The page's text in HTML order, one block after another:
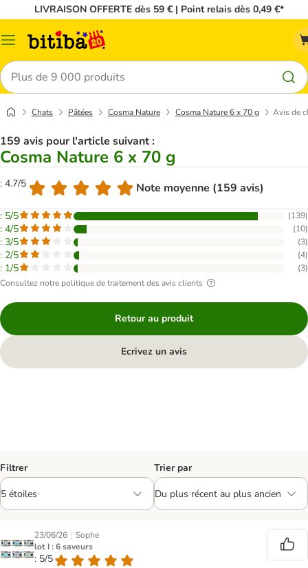
LIVRAISON OFFERTE dès 59 € | Point relais dès 0,49 €*
Menu
Rechercher
Chats Pâtées Cosma Nature Cosma Nature 6 x 70 g Avis de
159 avis pour l'article suivant :
Cosma Nature 6 x 70 g
: 4.7/5 Note moyenne (159 avis)
: 5/5 (139)
: 4/5 (10)
: 3/5 (3)
: 2/5 (4)
: 1/5 (3)
Consultez notre politique de traitement des avis clients
Retour au produit
Ecrivez un avis
Filtrer Trier par
23/06/26 | Sophe
lot I : 6 saveurs
: 5/5